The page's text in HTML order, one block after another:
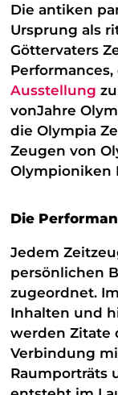
Die antiken
Ursprung als
Göttervaters
Ausstellung
vonJahre
die Olympia
Zeugen von
Olympio­niken
Die
Jedem
persönlichen
zugeordnet.
Inhalten und
werden Zitate
Verbindung
Raumporträts